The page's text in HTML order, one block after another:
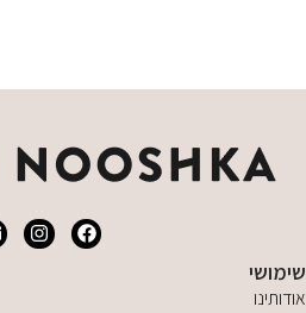
שימושי
אודותינו